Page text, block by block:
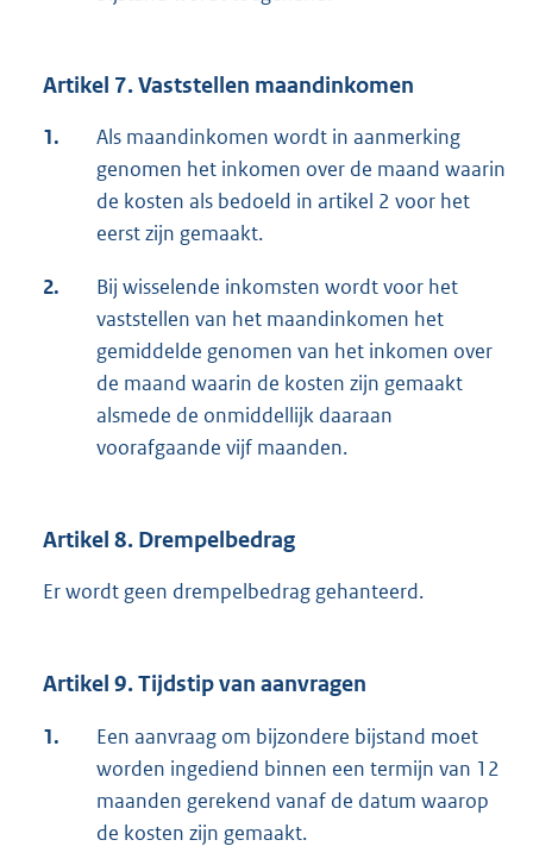
Artikel 7. Vaststellen maandinkomen
1.
Als maandinkomen wordt in aanmerking
genomen het inkomen over de maand waarin
de kosten als bedoeld in artikel 2 voor het
eerst zijn gemaakt.
2.
Bij wisselende inkomsten wordt voor het
vaststellen van het maandinkomen het
gemiddelde genomen van het inkomen over
de maand waarin de kosten zijn gemaakt
alsmede de onmiddellijk daaraan
voorafgaande vijf maanden.
Artikel 8. Drempelbedrag
Er wordt geen drempelbedrag gehanteerd.
Artikel 9. Tijdstip van aanvragen
1.
Een aanvraag om bijzondere bijstand moet
worden ingediend binnen een termijn van 12
maanden gerekend vanaf de datum waarop
de kosten zijn gemaakt.